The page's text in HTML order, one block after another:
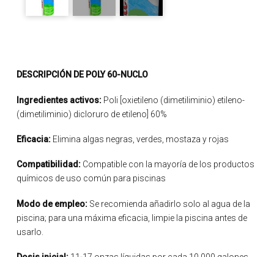
DESCRIPCIÓN DE POLY 60-NUCLO
Ingredientes activos:Poli [oxietileno (dimetiliminio) etileno-
(dimetiliminio) dicloruro de etileno] 60%
Eficacia:Elimina algas negras, verdes, mostaza y rojas
Compatibilidad:Compatible con la mayoría de los productos
químicos de uso común para piscinas
Modo de empleo:Se recomienda añadirlo solo al agua de la
piscina; para una máxima eficacia, limpie la piscina antes de
usarlo.